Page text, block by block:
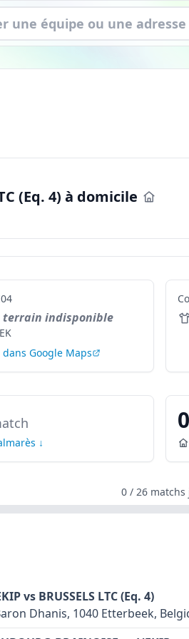
(Eq. 4) à domicile
terrain indisponible
Google Maps
↓
0
0/ 26matchs
vs BRUSSELS LTC (Eq. 4)
Dhanis, 1040 Etterbeek,